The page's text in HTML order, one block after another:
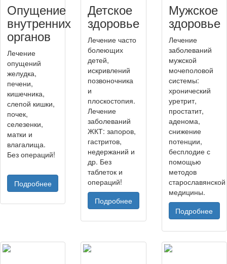
Опущение
внутренних
органов
Лечение
опущений
желудка,
печени,
кишечника,
слепой кишки,
почек,
селезенки,
матки и
влагалища.
Без операций!
Подробнее
Детское
здоровье
Лечение часто
болеющих
детей,
искривлений
позвоночника
и
плоскостопия.
Лечение
заболеваний
ЖКТ: запоров,
гастритов,
недержаний и
др. Без
таблеток и
операций!
Подробнее
Мужское
здоровье
Лечение
заболеваний
мужской
мочеполовой
системы:
хронический
уретрит,
простатит,
аденома,
снижение
потенции,
бесплодие с
помощью
методов
старославянской
медицины.
Подробнее